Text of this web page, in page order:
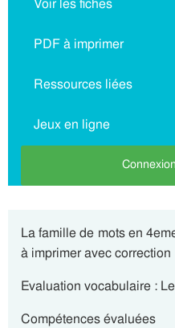
Voir les fiches
PDF à imprimer
Ressources liées
Jeux en ligne
La famille de mots en
à imprimer avec correction
Evaluation vocabulaire :
Compétences évaluées